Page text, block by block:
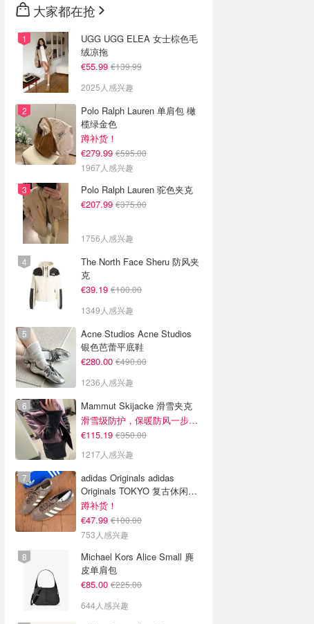
大家都在抢
UGG UGG ELEA 女士棕色毛
绒凉拖
€55.99 €139.99
2025人感兴趣
Polo Ralph Lauren 单肩包 橄
榄绿金色
蹲补货！
€279.99 €595.00
1967人感兴趣
Polo Ralph Lauren 驼色夹克
€207.99 €375.00
1756人感兴趣
The North Face Sheru 防风夹
克
€39.19 €100.00
1349人感兴趣
Acne Studios Acne Studios
银色芭蕾平底鞋
€280.00 €490.00
1236人感兴趣
Mammut Skijacke 滑雪夹克
滑雪级防护，保暖防风一步到位！仅剩s！
€115.19 €350.00
1217人感兴趣
adidas Originals adidas
Originals TOKYO 复古休闲鞋
深棕色
蹲补货！
€47.99 €100.00
753人感兴趣
Michael Kors Alice Small 麂
皮单肩包
€85.00 €225.00
644人感兴趣